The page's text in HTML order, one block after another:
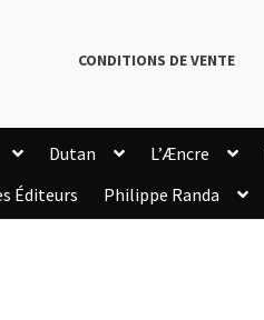
CONDITIONS DE VENTE
Dutan L’Æncre
Éditeurs Philippe Randa